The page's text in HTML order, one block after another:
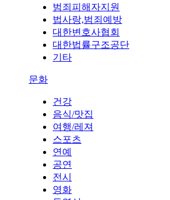
범죄피해자지원
법사랑,범죄예방
대한변호사협회
대한법률구조공단
기타
문화
건강
음식/맛집
여행/레져
스포츠
연예
공연
전시
영화